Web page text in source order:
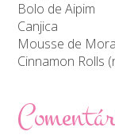
Bolo de Aipim
Canjica
Mousse de
Cinnamon Rolls